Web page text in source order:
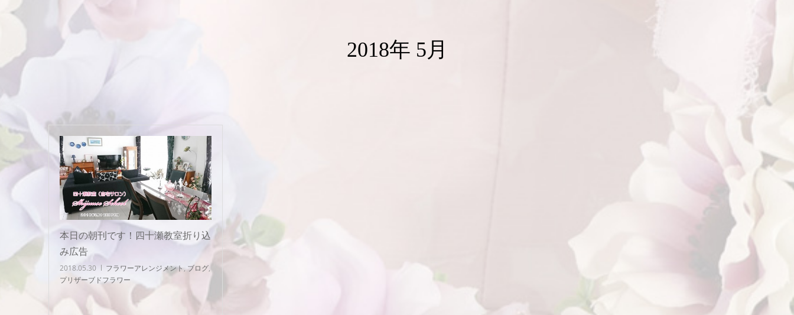
2018年 5月
本日の朝刊です！四十瀬教室折り込
み広告
2018.05.30 フラワーアレンジメント,ブログ,
プリザーブドフラワー